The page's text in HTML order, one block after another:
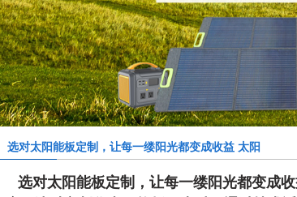
太阳能折叠包
玻璃太阳能板
‌选对太阳能板定制，让每一缕阳光都变成收益 太阳
能发电的收益，既取决于日照资源，更取决于设备与场
选对太阳能板定制，让每一缕阳光都变成